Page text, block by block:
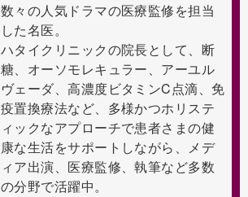
数々の人気ドラマの医療監修を担当
した名医。
ハタイクリニックの院長として、断
糖、オーソモレキュラー、アーユル
ヴェーダ、高濃度ビタミンC点滴、免
疫置換療法など、多様かつホリステ
ィックなアプローチで患者さまの健
康な生活をサポートしながら、メデ
ィア出演、医療監修、執筆など多数
の分野で活躍中。